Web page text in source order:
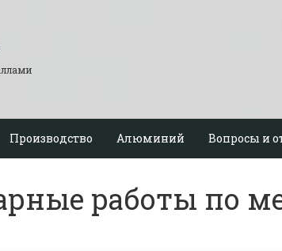
Производство Алюминий Вопросы и
работы по